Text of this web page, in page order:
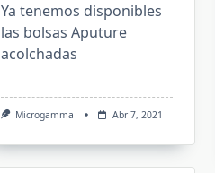
Ya tenemos disponibles
las bolsas Aputure
acolchadas
Microgamma Abr 7, 2021